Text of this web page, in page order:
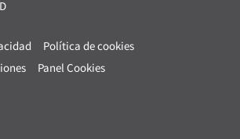
Política de cookies
Panel Cookies